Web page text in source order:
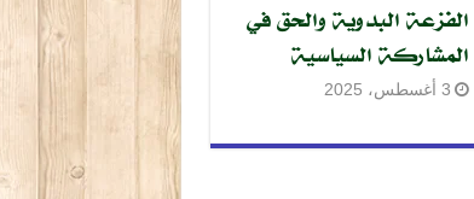
الفزعة البدوية والحق في
المشاركة السياسية
3 أغسطس، 2025